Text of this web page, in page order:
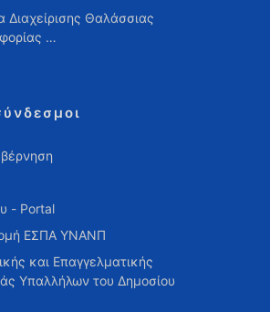
Διαχείρισης Θαλάσσιας
…
- Portal
ΕΣΠΑ ΥΝΑΝΠ
και Επαγγελματικής
Υπαλλήλων του Δημοσίου